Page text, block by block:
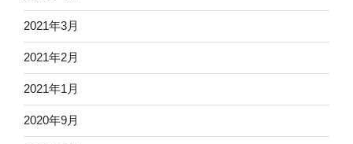
2021年3月
2021年2月
2021年1月
2020年9月